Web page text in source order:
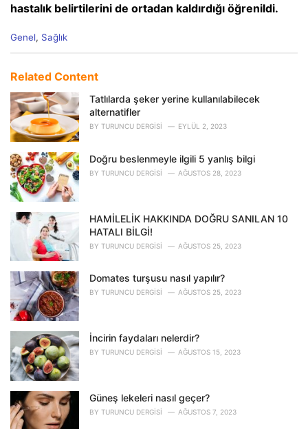
hastalık belirtilerini de ortadan kaldırdığı öğrenildi.
C
e
o
r
i
e
:
Genel, Sağlık
Related Content
Tatlılarda şeker yerine kullanılabilecek
alternatifler
BY TURUNCU DERGISI EYLÜL 2, 2023
Doğru beslenmeyle ilgili 5 yanlış bilgi
BY TURUNCU DERGISI AĞUSTOS 28, 2023
HAMİLELİK HAKKINDA DOĞRU SANILAN 10
HATALI BİLGİ!
BY TURUNCU DERGISI AĞUSTOS 25, 2023
Domates turşusu nasıl yapılır?
BY TURUNCU DERGISI AĞUSTOS 25, 2023
İncirin faydaları nelerdir?
BY TURUNCU DERGISI AĞUSTOS 15, 2023
Güneş lekeleri nasıl geçer?
BY TURUNCU DERGISI AĞUSTOS 7, 2023